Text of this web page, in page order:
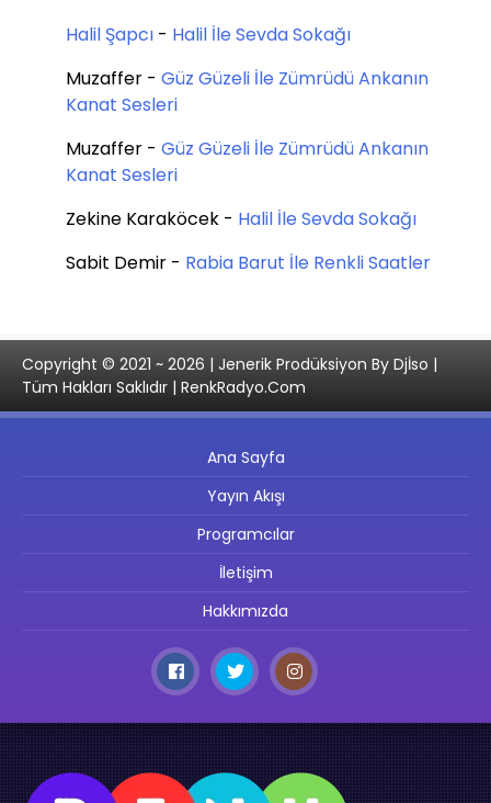
Halil Şapcı - Halil İle Sevda Sokağı
Muzaffer - Güz Güzeli İle Zümrüdü Ankanın
Kanat Sesleri
Muzaffer - Güz Güzeli İle Zümrüdü Ankanın
Kanat Sesleri
Zekine Karaköcek - Halil İle Sevda Sokağı
Sabit Demir - Rabia Barut İle Renkli Saatler
Copyright © 2021 ~ 2026 | Jenerik Prodüksiyon By Djİso |
Tüm Hakları Saklıdır | RenkRadyo.Com
Ana Sayfa
Yayın Akışı
Programcılar
İletişim
Hakkımızda